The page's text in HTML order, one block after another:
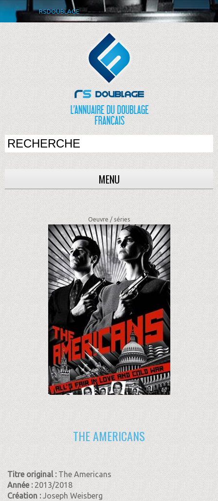
RSDOUBLAGE
MENU
Oeuvre /séries
THE AMERICANS
Titre original : The Americans
Année : 2013/2018
Création :Joseph Weisberg